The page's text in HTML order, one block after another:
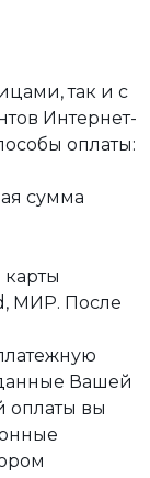
так и с
Интернет-
оплаты:
сумма
МИР. После
Вашей
оплаты вы